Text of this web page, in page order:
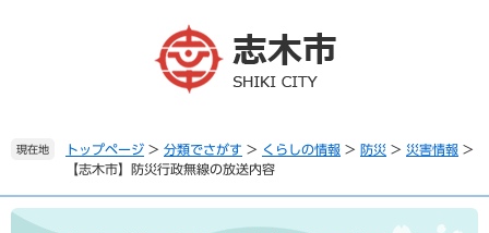
。
て
本
現在地 トップページ > 分類でさがす > くらしの情報 > 防災 > 災害情報 >
【志木市】防災行政無線の放送内容
本